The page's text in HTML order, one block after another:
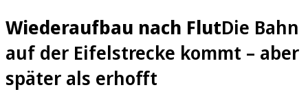
Wiederaufbau nach FlutDie Bahn
auf der Eifelstrecke kommt – aber
später als erhofft